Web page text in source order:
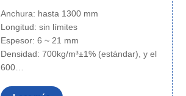
Anchura: hasta 1300 mm
Longitud: sin límites
Espesor: 6 ~ 21 mm
Densidad: 700kg/m³±1% (estándar), y el
600…